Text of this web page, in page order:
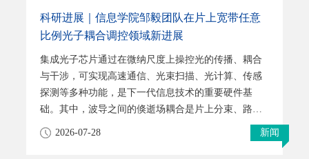
科研进展｜信息学院邹毅团队在片上宽带任意
比例光子耦合调控领域新进展
集成光子芯片通过在微纳尺度上操控光的传播、耦合
与干涉，可实现高速通信、光束扫描、光计算、传感
探测等多种功能，是下一代信息技术的重要硬件基
础。其中，波导之间的倏逝场耦合是片上分束、路由
和相控阵波束控制等功能的核心机制。然而，在高密
度光子集成中，波导间距减小时会产生显著串扰；同
2026-07-28 新闻